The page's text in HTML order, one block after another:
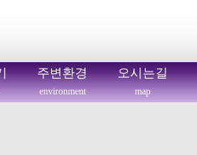
주변환경
environment
오시는길
map